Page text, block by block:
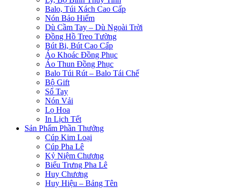
Balo, Túi Xách Cao Cấp
Nón Bảo Hiểm
Dù Cầm Tay – Dù Ngoài Trời
Đồng Hồ Treo Tường
Bút Bi, Bút Cao Cấp
Áo Khoác Đồng Phục
Áo Thun Đồng Phục
Balo Túi Rút – Balo Tái Chế
Bộ Gift
Sổ Tay
Nón Vải
Lọ Hoa
In Lịch Tết
Sản Phẩm Phần Thưởng
Cúp Kim Loại
Cúp Pha Lê
Kỷ Niệm Chương
Biểu Trưng Pha Lê
Huy Chương
Huy Hiệu – Bảng Tên